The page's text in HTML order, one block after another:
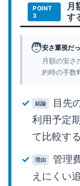
月
す
🧑安さ重視だ
月額の安さ
約時の手数
結論
目先
利用予定
て比較す
理由
管理
えにくい